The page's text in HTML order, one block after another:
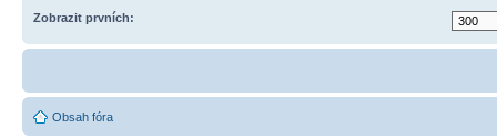
Zobrazit prvních:
Obsah fóra